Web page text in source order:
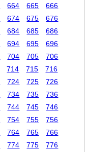
664 665
666
674 675
676
684 685
686
694 695
696
704 705
706
714 715
716
724 725
726
734 735
736
744 745
746
754 755
756
764 765
766
774 775
776